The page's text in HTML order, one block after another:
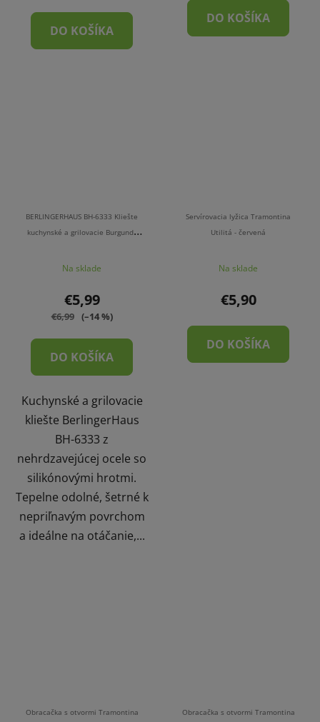
DO KOŠÍKA
DO KOŠÍKA
BERLINGERHAUS BH-6333 Kliešte
kuchynské a grilovacie Burgundy
Na sklade
€5,99
€6,99 (–14 %)
DO KOŠÍKA
Kuchynské a grilovacie
kliešte BerlingerHaus
BH-6333 z
nehrdzavejúcej ocele so
silikónovými hrotmi.
Tepelne odolné, šetrné k
nepriľnavým povrchom
a ideálne na otáčanie,...
Servírovacia lyžica Tramontina
Utilitá - červená
Na sklade
€5,90
DO KOŠÍKA
Obracačka s otvormi Tramontina
Obracačka s otvormi Tramontina